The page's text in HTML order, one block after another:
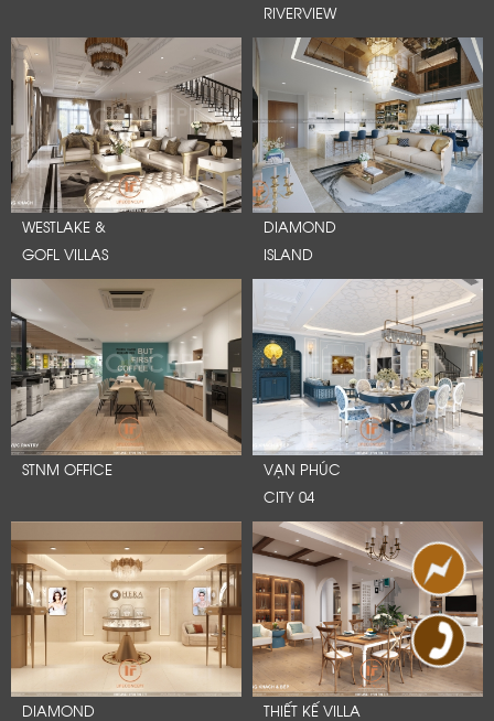
RIVERVIEW
WESTLAKE &
GOFL VILLAS
DIAMOND
ISLAND
STNM OFFICE
VẠN PHÚC
CITY 04
DIAMOND THIẾT KẾ VILLA